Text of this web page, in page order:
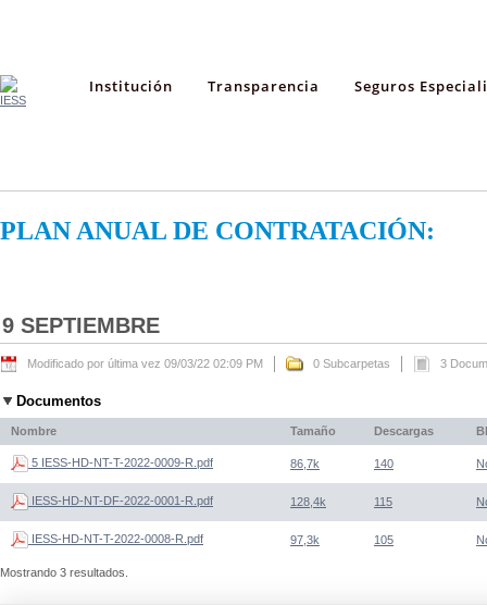
Institución Transparencia Seguros
PLAN ANUAL DE CONTRATACIÓN:
9 SEPTIEMBRE
Modificado por última vez 09/03/22 02:09 PM 0 Subcarpetas 3
Documentos
Nombre Tamaño Descargas
5 IESS-HD-NT-T-2022-0009-R.pdf 86,7k 140
IESS-HD-NT-DF-2022-0001-R.pdf 128,4k 115
IESS-HD-NT-T-2022-0008-R.pdf 97,3k 105
Mostrando 3 resultados.